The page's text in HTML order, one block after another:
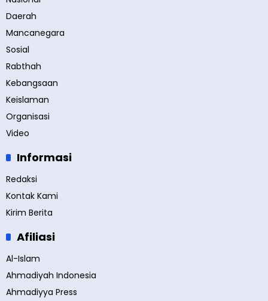
Daerah
Mancanegara
Sosial
Rabthah
Kebangsaan
Keislaman
Organisasi
Video
Informasi
Redaksi
Kontak Kami
Kirim Berita
Afiliasi
Al-Islam
Ahmadiyah Indonesia
Ahmadiyya Press